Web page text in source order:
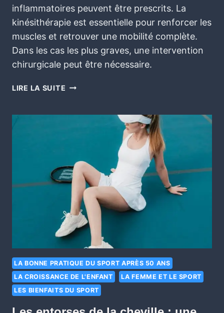
inflammatoires peuvent être prescrits. La
kinésithérapie est essentielle pour renforcer les
muscles et retrouver une mobilité complète.
Dans les cas les plus graves, une intervention
chirurgicale peut être nécessaire.
LIRE LA SUITE
LA BONNE PRATIQUE DU SPORT APRÈS 50 ANS
LA CROISSANCE DE L'ENFANT
LA FEMME ET LE SPORT
LES BIENFAITS DU SPORT